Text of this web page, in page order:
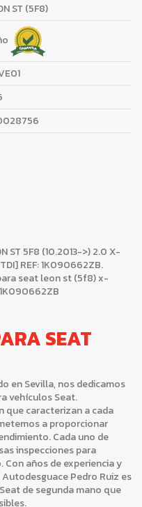
ST (5F8)
ST 5F8 (10.2013->) 2.0 X-
TDI] REF: 1K090662ZB.
seat leon st (5f8) x-
SEAT
en Sevilla, nos dedicamos
vehículos Seat.
que caracterizan a cada
a proporcionar
Cada uno de
inspecciones para
años de experiencia y
Pedro Ruiz es
de segunda mano que